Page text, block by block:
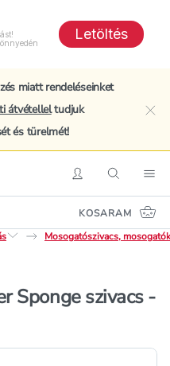
Letöltés
miatt rendeléseinket
átvételleltudjuk
és türelmét!
BelépésKeresés
KOSARAM
Mosogatószivacs,
Sponge szivacs -